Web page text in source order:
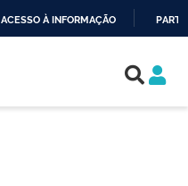
ACESSO À INFORMAÇÃO